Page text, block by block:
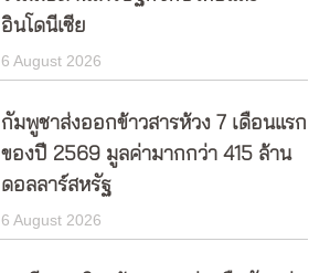
อินโดนีเซีย
6 August 2026
กัมพูชาส่งออกข้าวสารห้วง 7 เดือนแรก
ของปี 2569 มูลค่ามากกว่า 415 ล้าน
ดอลลาร์สหรัฐ
6 August 2026